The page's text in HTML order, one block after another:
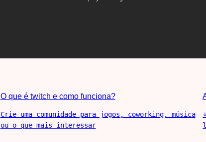
O que é twitch e como funciona?
Crie uma comunidade para jogos, coworking, música
ou o que mais interessar